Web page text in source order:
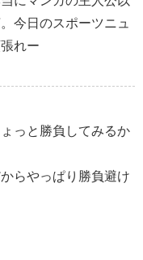
今日のスポーツニュ
れー
っと勝負してみるか
らやっぱり勝負避け